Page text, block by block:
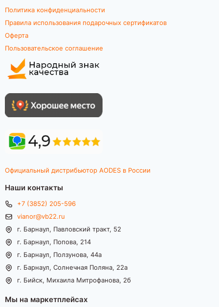
Политика конфиденциальности
Правила использования подарочных сертификатов
Оферта
Пользовательское соглашение
Официальный дистрибьютор AODES в России
Наши контакты
+7 (3852) 205-596
vianor@vb22.ru
г. Барнаул, Павловский тракт, 52
г. Барнаул, Попова, 214
г. Барнаул, Ползунова, 44а
г. Барнаул, Солнечная Поляна, 22а
г. Бийск, Михаила Митрофанова, 2б
Мы на маркетплейсах